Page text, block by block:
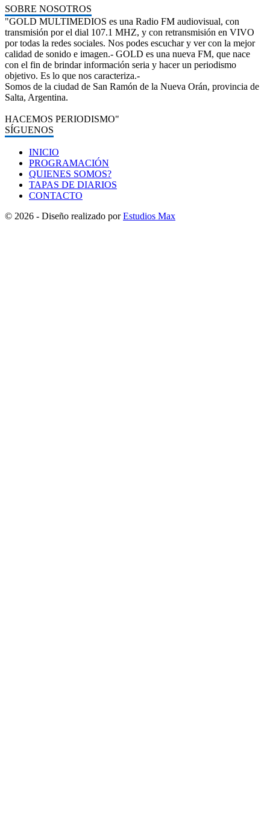
SOBRE NOSOTROS
"GOLD MULTIMEDIOS es una Radio FM audiovisual, con
transmisión por el dial 107.1 MHZ, y con retransmisión en VIVO
por todas la redes sociales. Nos podes escuchar y ver con la mejor
calidad de sonido e imagen.- GOLD es una nueva FM, que nace
con el fin de brindar información seria y hacer un periodismo
objetivo. Es lo que nos caracteriza.-
Somos de la ciudad de San Ramón de la Nueva Orán, provincia de
Salta, Argentina.
HACEMOS PERIODISMO"
SÍGUENOS
INICIO
PROGRAMACIÓN
QUIENES SOMOS?
TAPAS DE DIARIOS
CONTACTO
© 2026 - Diseño realizado porEstudios Max